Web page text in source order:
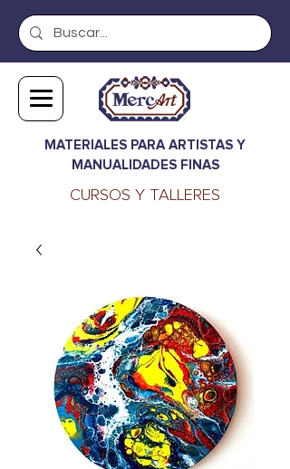
MATERIALES PARA ARTISTAS Y
MANUALIDADES FINAS
CURSOS Y TALLERES